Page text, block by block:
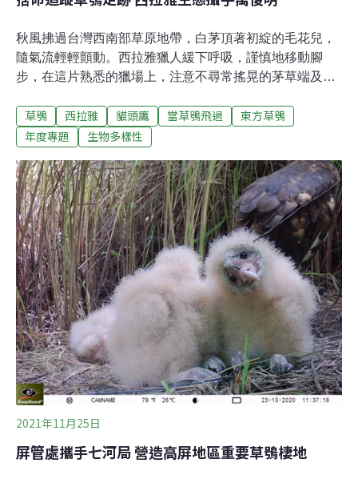
秋風拂過台灣西南部草原地帶，白茅頂著初綻的毛花兒，
隨氣流輕輕顫動。西拉雅獵人緩下呼吸，謹慎地移動腳
步，在這片熟悉的獵場上，注意不尋常搖晃的茅草端及窸
片摩挲，錯綜複雜的密草淹沒身軀⋯⋯忽地，一鳥影凌空
竄起，展開長翅飛往他方。獵人嚇了一跳，那是什麼？西
建材。收割白茅草時，偶爾也會見到生活在草叢中的「怪
鳥」。依傍草原而生的人與鳥，維持偶然相遇的頻率，鳥
的生活、行蹤依舊成謎。草鴞，西拉雅族人喚牠「Atura-
turaw」（啊嘟啦－嘟啦－），「Atura-turaw」也是西拉
雅族人對所有貓頭鷹的泛稱。對此，西拉雅族人萬俊明
說，祖先因為生活地區鄰近草鴞棲地，加上這個「Atura-
turaw」的發音十分接近草鴞叫聲，所以他猜測西拉雅族人
對於貓頭鷹的理解與認知極有可能就源自草鴞。即使是台
灣原住民族中最早擁有
草鴞 西拉雅 貓頭鷹 當草鴞飛過
東方草鴞
年度專題
生物多樣性
2021年11月25日
屏管處攜手七河局 營造高屏地區重要草鴞棲地